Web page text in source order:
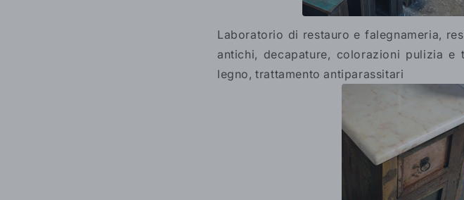
Laboratorio di restauro e falegnameria,
antichi, decapature, colorazioni pulizia e
legno, trattamento antiparassitari